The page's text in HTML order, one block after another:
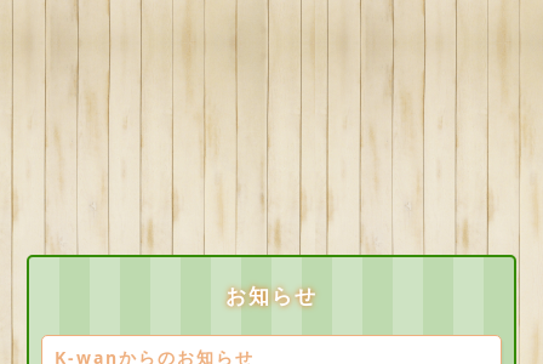
お知らせ
K-wanからのお知らせ